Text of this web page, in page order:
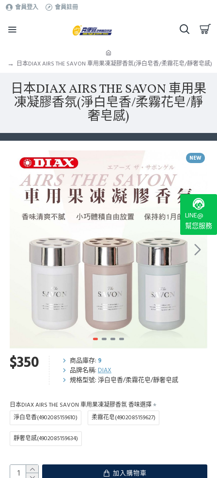
會員登入 會員註冊
日本DIAX AIRS THE SAVON 車用果凍凝膠香氛(淨白皂香/柔霧花皂/靜奢皂感)
日本DIAX AIRS THE SAVON 車用果
凍凝膠香氛(淨白皂香/柔霧花皂/靜
奢皂感)
NEW
$350 商品庫存: 9
品牌名稱: DIAX
規格型號: 淨白皂香/柔霧花皂/靜奢皂感
日本DIAX AIRS THE SAVON 車用果凍凝膠香氛 香味選擇
淨白皂香(4902085159610)
柔霧花皂(4902085159627)
靜奢皂感(4902085159634)
加入購物車
LINE@
幫您服務